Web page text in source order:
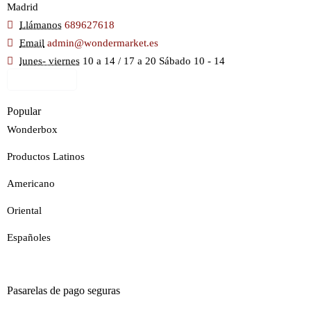
Madrid
Llámanos 689627618
Email admin@wondermarket.es
lunes- viernes 10 a 14 / 17 a 20 Sábado 10 - 14
Popular
Wonderbox
Productos Latinos
Americano
Oriental
Españoles
Pasarelas de pago seguras